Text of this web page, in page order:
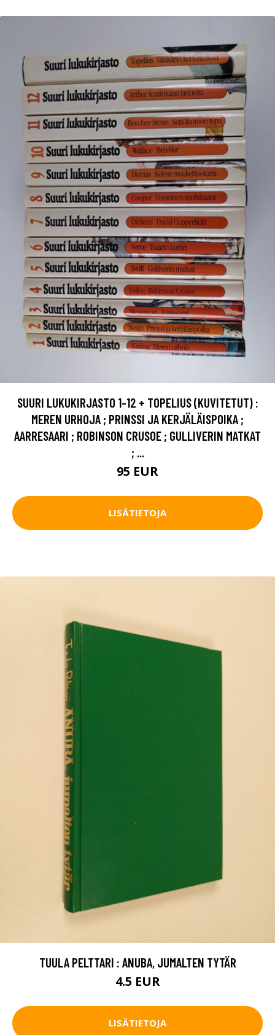
SUURI LUKUKIRJASTO 1-12 + TOPELIUS (KUVITETUT) :
MEREN URHOJA ; PRINSSI JA KERJÄLÄISPOIKA ;
AARRESAARI ; ROBINSON CRUSOE ; GULLIVERIN MATKAT
; ...
95 EUR
LISÄTIETOJA
TUULA PELTTARI : ANUBA, JUMALTEN TYTÄR
4.5 EUR
LISÄTIETOJA